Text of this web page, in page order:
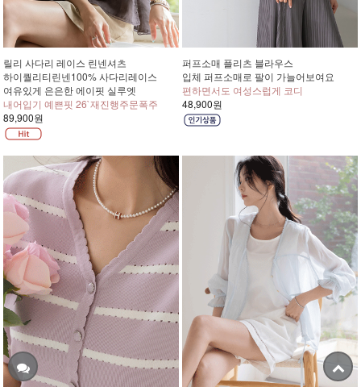
릴리 사다리 레이스 린넨셔츠
하이퀄리티린넨100% 사다리레이스
여유있게 은은한 에이핏 실루엣
내어입기 예쁜핏 26`재진행주문폭주
89,900원
퍼프소매 플리츠 블라우스
입체 퍼프소매로 팔이 가늘어보여요
편하면서도 여성스럽게 코디
48,900원